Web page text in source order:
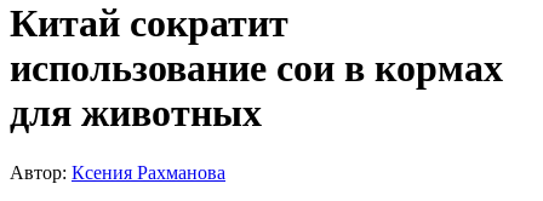
Китай сократит
использование сои в кормах
для животных
Автор: Ксения Рахманова